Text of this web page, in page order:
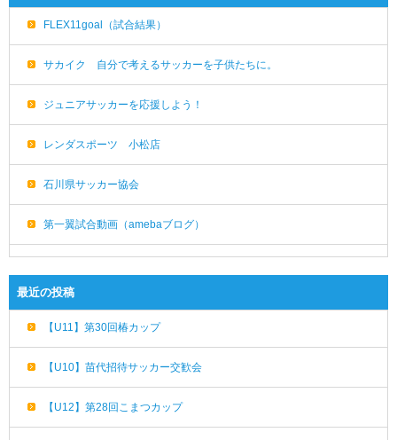
FLEX11goal（試合結果）
サカイク 自分で考えるサッカーを子供たちに。
ジュニアサッカーを応援しよう！
レンダスポーツ 小松店
石川県サッカー協会
第一翼試合動画（amebaブログ）
最近の投稿
【U11】第30回椿カップ
【U10】苗代招待サッカー交歓会
【U12】第28回こまつカップ